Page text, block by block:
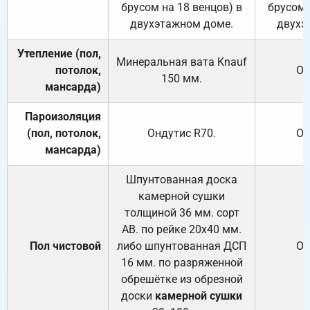
брусом на 18 венцов) в
двухэтажном доме.
брусом
Утепление (пол,
потолок,
мансарда)
Минеральная вата Knauf
150 мм.
Пароизоляция
(пол, потолок,
мансарда)
Ондутис R70.
Пол чистовой
Шпунтованная доска
камерной сушки
толщиной 36 мм. сорт
АВ. по рейке 20х40 мм.
либо шпунтованная ДСП
16 мм. по разряженной
обрешётке из обрезной
доски камерной сушки